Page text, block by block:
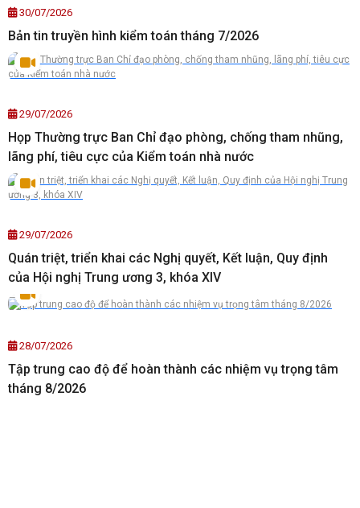
30/07/2026
Bản tin truyền hình kiểm toán tháng 7/2026
29/07/2026
Họp Thường trực Ban Chỉ đạo phòng, chống tham nhũng,
lãng phí, tiêu cực của Kiểm toán nhà nước
29/07/2026
Quán triệt, triển khai các Nghị quyết, Kết luận, Quy định
của Hội nghị Trung ương 3, khóa XIV
28/07/2026
Tập trung cao độ để hoàn thành các nhiệm vụ trọng tâm
tháng 8/2026